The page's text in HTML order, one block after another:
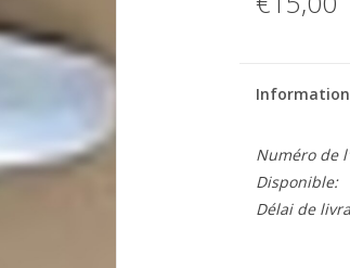
Numéro de
Disponible:
Délai de